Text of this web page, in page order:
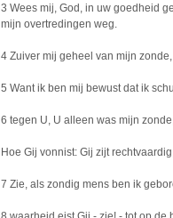
3 Wees mij, God, in uw goedheid
mijn overtredingen weg.
4 Zuiver mij geheel van mijn
5 Want ik ben mij bewust dat ik
6 tegen U, U alleen was mijn
Hoe Gij vonnist: Gij zijt
7 Zie, als zondig mens ben ik